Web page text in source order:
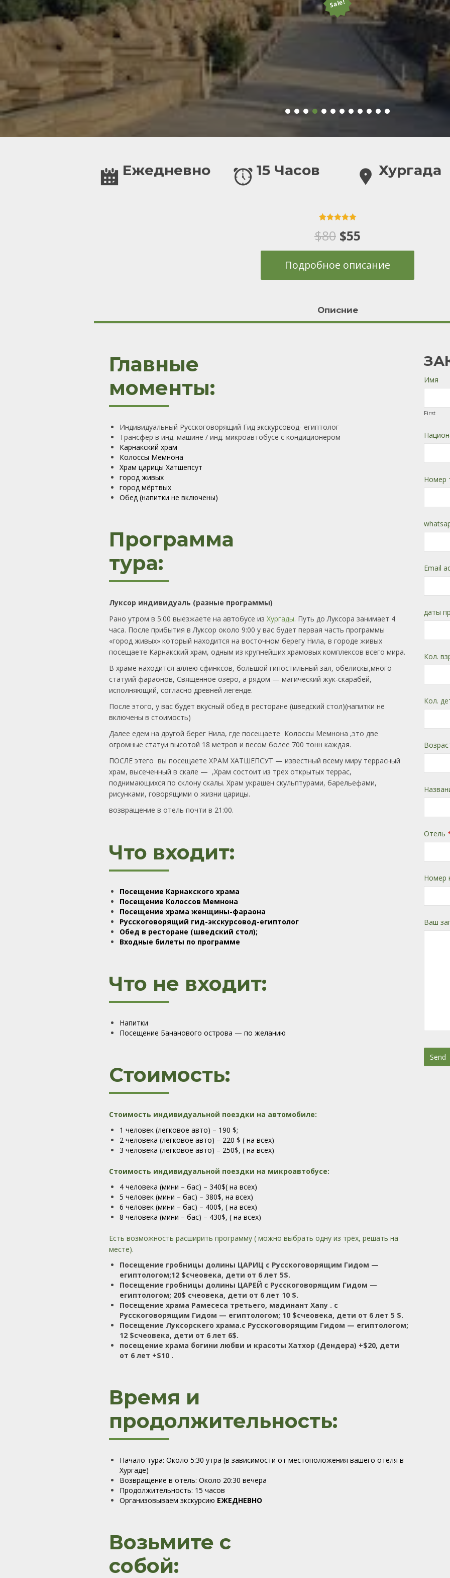
Sale!
Ежедневно 15 Часов Хургада
5.00из 5 на
основе
$80 Первоначальная
цена
составляла
$55
цена:
$55.
Подробное описание
Описние
Главные
моменты:
Индивидуальный Русскоговорящий Гид экскурсовод- египтолог
Трансфер в инд. машине / инд. микроавтобусе с кондиционером
Карнакский храм
Колоссы Мемнона
Храм царицы Хатшепсут
город живых
город мёртвых
Обед (напитки не включены)
Программа
тура:
Луксор индивидуаль (разные программы)
Рано утром в 5:00 выезжаете на автобусе из Хургады. Путь до Луксора занимает 4
часа. После прибытия в Луксор около 9:00 у вас будет первая часть программы
«город живых» который находится на восточном берегу Нила, в городе живых
посещаете Карнакский храм, одным из крупнейших храмовых комплексов всего мира.
В храме находится аллею сфинксов, большой гипостильный зал, обелискы,много
статуий фараонов, Священное озеро, а рядом — магический жук-скарабей,
исполняющий, согласно древней легенде.
После этого, у вас будет вкусный обед в ресторане (шведский стол)(напитки не
включены в стоимость)
Далее едем на другой берег Нила, где посещаете Колоссы Мемнона ,это две
огромные статуи высотой 18 метров и весом более 700 тонн каждая.
ПОСЛЕ этего вы посещаете ХРАМ ХАТШЕПСУТ — известный всему миру террасный
храм, высеченный в скале — ,Храм состоит из трех открытых террас,
поднимающихся по склону скалы. Храм украшен скульптурами, барельефами,
рисунками, говорящими о жизни царицы.
возвращение в отель почти в 21:00.
Что входит:
Посещение Карнакского храма
Посещение Колоссов Мемнона
Посещение храма женщины-фараона
Русскоговорящий гид-экскурсовод-египтолог
Обед в ресторане (шведский стол);
Входные билеты по программе
Что не входит:
Напитки
Посещение Бананового острова — по желанию
Стоимость:
Стоимость индивидуальной поездки на автомобиле:
1 человек (легковое авто) – 190 $;
2 человека (легковое авто) – 220 $ ( на всех)
3 человека (легковое авто) – 250$, ( на всех)
Стоимость индивидуальной поездки на микроавтобусе:
4 человека (мини – бас) – 340$( на всех)
5 человек (мини – бас) – 380$, на всех)
6 человек (мини – бас) – 400$, ( на всех)
8 человека (мини – бас) – 430$, ( на всех)
Есть возможность расширить программу ( можно выбрать одну из трёх, решать на
месте).
Посещение гробницы долины ЦАРИЦ с Русскоговорящим Гидом —
египтологом;12 $счеовека, дети от 6 лет 5$.
Посещение гробницы долины ЦАРЕЙ с Русскоговорящим Гидом —
египтологом; 20$ счеовека, дети от 6 лет 10 $.
Посещение храма Рамесеса третьего, мадинант Хапу . с
Русскоговорящим Гидом — египтологом; 10 $счеовека, дети от 6 лет 5 $.
Посещение Луксорскего храма.с Русскоговорящим Гидом — египтологом;
12 $счеовека, дети от 6 лет 6$.
посещение храма богини любви и красоты Хатхор (Дендера) +$20, дети
от 6 лет +$10 .
Время и
продолжительность:
Начало тура: Около 5:30 утра (в зависимости от местоположения вашего отеля в
Хургаде)
Возвращение в отель: Около 20:30 вечера
Продолжительность: 15 часов
Организовываем экскурсию ЕЖЕДНЕВНО
Возьмите с
собой:
Имя
First
Номер
Email
даты
Кол.
Кол.
Отель
Номер
Ваш
Send